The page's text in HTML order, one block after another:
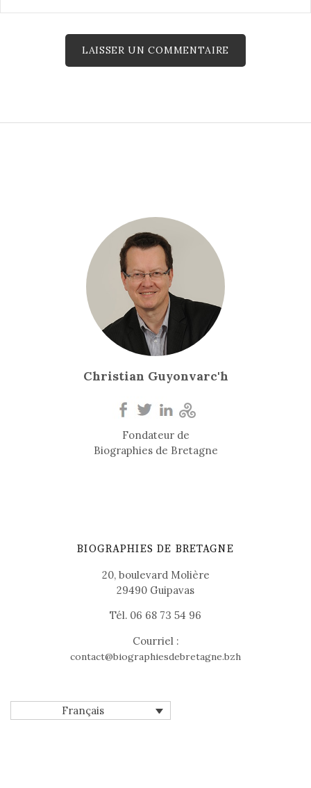
Christian Guyonvarc'h
Fondateur de
Biographies de Bretagne
BIOGRAPHIES DE BRETAGNE
20, boulevard Molière
29490 Guipavas
Tél. 06 68 73 54 96
Courriel :
contact@biographiesdebretagne.bzh
Français